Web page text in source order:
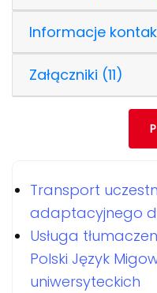
Informacje
Załączniki (11)
Transport
adaptacyjnego
Usługa
Polski Język
uniwersyteckich